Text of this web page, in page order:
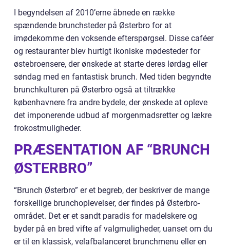
I begyndelsen af 2010’erne åbnede en række
spændende brunchsteder på Østerbro for at
imødekomme den voksende efterspørgsel. Disse caféer
og restauranter blev hurtigt ikoniske mødesteder for
østebroensere, der ønskede at starte deres lørdag eller
søndag med en fantastisk brunch. Med tiden begyndte
brunchkulturen på Østerbro også at tiltrække
københavnere fra andre bydele, der ønskede at opleve
det imponerende udbud af morgenmadsretter og lækre
frokostmuligheder.
PRÆSENTATION AF “BRUNCH
ØSTERBRO”
“Brunch Østerbro” er et begreb, der beskriver de mange
forskellige brunchoplevelser, der findes på Østerbro-
området. Det er et sandt paradis for madelskere og
byder på en bred vifte af valgmuligheder, uanset om du
er til en klassisk, velafbalanceret brunchmenu eller en